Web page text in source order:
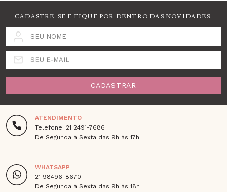
CADASTRE-SE E FIQUE POR DENTRO DAS NOVIDADES.
SEU NOME
SEU E-MAIL
CADASTRAR
ATENDIMENTO
Telefone: 21 2491-7686
De Segunda à Sexta das 9h às 17h
WHATSAPP
21 98496-8670
De Segunda à Sexta das 9h às 18h